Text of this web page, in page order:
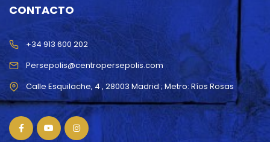
CONTACTO
Persepolis@centropersepolis.com
+34 913 600 202